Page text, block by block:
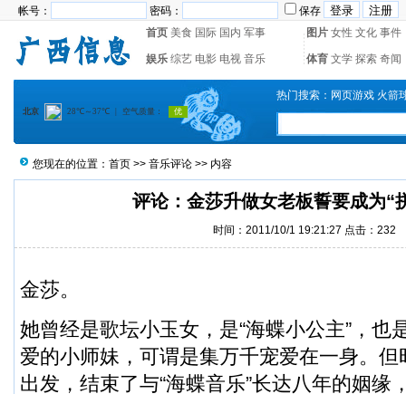
帐号： 密码：
保存
首页 美食 国际 国内 军事 图片 女性 文化 事件
娱乐 综艺 电影 电视 音乐 体育 文学 探索 奇闻
热门搜索： 网页游戏 火箭
您现在的位置： 首页 >> 音乐评论 >> 内容
评论：金莎升做女老板誓要成为“
时间：2011/10/1 19:21:27 点击： 232
金莎。
她曾经是歌坛小玉女，是“海蝶小公主”，也
爱的小师妹，可谓是集万千宠爱在一身。
出发，结束了与“海蝶音乐”长达八年的姻缘